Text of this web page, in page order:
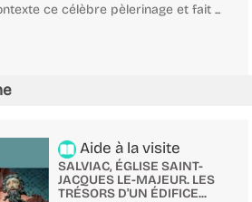
ce célèbre pèlerinage et fait ...
Aide à la visite
SALVIAC, ÉGLISE SAINT-
JACQUES LE-MAJEUR. LES
TRÉSORS D'UN ÉDIFICE...